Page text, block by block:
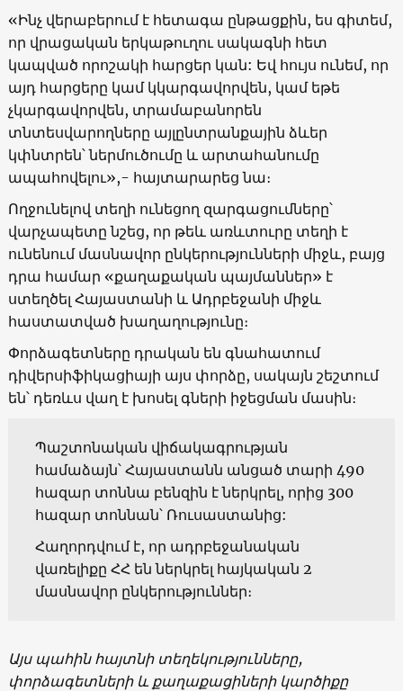
«Ինչ վերաբերում է հետագա ընթացքին, ես գիտեմ,
որ վրացական երկաթուղու սակագնի հետ
կապված որոշակի հարցեր կան: Եվ հույս ունեմ, որ
այդ հարցերը կամ կկարգավորվեն, կամ եթե
չկարգավորվեն, տրամաբանորեն
տնտեսվարողները այլընտրանքային ձևեր
կփնտրեն՝ ներմուծումը և արտահանումը
ապահովելու»,- հայտարարեց նա։
Ողջունելով տեղի ունեցող զարգացումները՝
վարչապետը նշեց, որ թեև առևտուրը տեղի է
ունենում մասնավոր ընկերությունների միջև, բայց
դրա համար «քաղաքական պայմաններ» է
ստեղծել Հայաստանի և Ադրբեջանի միջև
հաստատված խաղաղությունը։
Փորձագետները դրական են գնահատում
դիվերսիֆիկացիայի այս փորձը, սակայն շեշտում
են՝ դեռևս վաղ է խոսել գների իջեցման մասին։
Պաշտոնական վիճակագրության
համաձայն՝ Հայաստանն անցած տարի 490
հազար տոննա բենզին է ներկրել, որից 300
հազար տոննան՝ Ռուսաստանից:
Հաղորդվում է, որ ադրբեջանական
վառելիքը ՀՀ են ներկրել հայկական 2
մասնավոր ընկերություններ։
Այս պահին հայտնի տեղեկությունները,
փորձագետների և քաղաքացիների կարծիքը